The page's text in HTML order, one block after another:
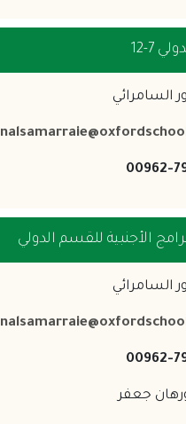
7-12
السامرائي
00962-
الأجنبية للقسم الدولي
السامرائي
00962-
جعفر